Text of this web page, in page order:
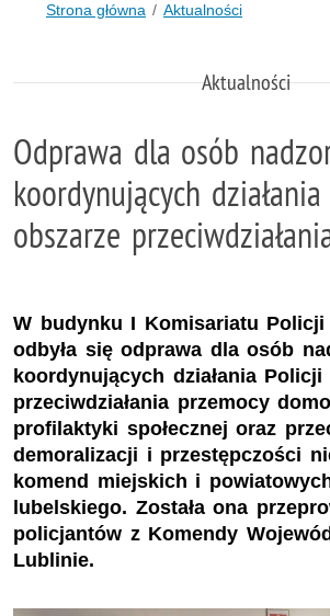
Strona główna Aktualności
Aktualności
Odprawa dla osób
koordynujących
obszarze
W budynku I Komisariatu
odbyła się odprawa dla osób
koordynujących działania Policji
przeciwdziałania przemocy
profilaktyki społecznej oraz
demoralizacji i przestępczości
komend miejskich i
lubelskiego. Została ona
policjantów z Komendy
Lublinie.